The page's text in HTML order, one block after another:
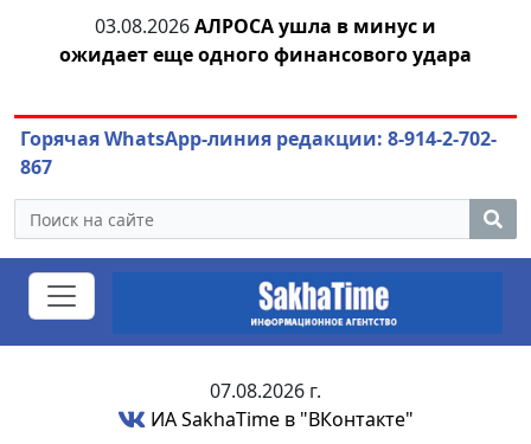
03.08.2026АЛРОСА ушла в минус и
ожидает еще одного финансового удара
Горячая WhatsApp-линия редакции: 8-914-2-702-
867
07.08.2026 г.
ИА SakhaTime в "ВКонтакте"